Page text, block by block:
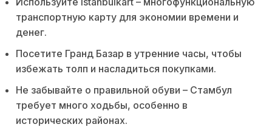
транспортную карту для экономии времени и
денег.
Посетите Гранд Базар в утренние часы, чтобы
избежать толп и насладиться покупками.
Не забывайте о правильной обуви – Стамбул
требует много ходьбы, особенно в
исторических районах.